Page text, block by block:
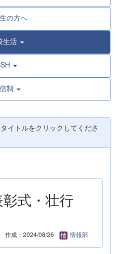
の方へ
生活
制
イトルをクリックしてくださ
式・壮行
作成：2024/08/26 情報部